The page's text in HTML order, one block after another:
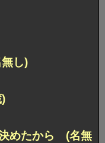
し)
めたから (名無